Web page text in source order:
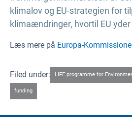
klimalov og EU-strategien for
klimaændringer, hvortil EU yder
Læs mere på Europa-
Filed under: LIFE programme for
funding